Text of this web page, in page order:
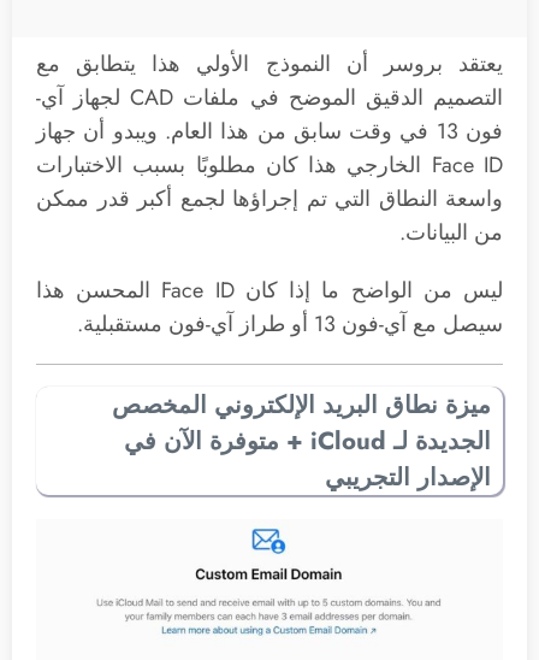
يعتقد بروسر أن النموذج الأولي هذا يتطابق مع
التصميم الدقيق الموضح في ملفات CAD لجهاز آي-
فون 13 في وقت سابق من هذا العام. ويبدو أن جهاز
Face ID الخارجي هذا كان مطلوبًا بسبب الاختبارات
واسعة النطاق التي تم إجراؤها لجمع أكبر قدر ممكن
من البيانات.
ليس من الواضح ما إذا كان Face ID المحسن هذا
سيصل مع ‌آي-فون 13‌ أو طراز آي-فون مستقبلية.
ميزة نطاق البريد الإلكتروني المخصص
الجديدة لـ iCloud + متوفرة الآن في
الإصدار التجريبي